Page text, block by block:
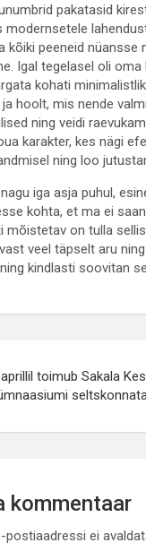
pakatasid
modernsetele
kõiki peeneid nüansse
Igal tegelasel oli
kohati
ja hoolt, mis nende
ning veidi
karakter, kes nägi
ning loo
nagu iga asja puhul,
kohta, et ma ei
mõistetav on tulla
veel täpselt aru
kindlasti soovitan
toimub Sakala
kommentaar
postiaadressi ei